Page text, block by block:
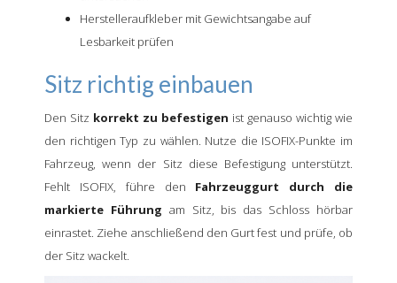
Herstelleraufkleber mit Gewichtsangabe auf
Lesbarkeit prüfen
Sitz richtig einbauen
Den Sitz korrekt zu befestigen ist genauso wichtig wie
den richtigen Typ zu wählen. Nutze die ISOFIX-Punkte im
Fahrzeug, wenn der Sitz diese Befestigung unterstützt.
Fehlt ISOFIX, führe den Fahrzeuggurt durch die
markierte Führung am Sitz, bis das Schloss hörbar
einrastet. Ziehe anschließend den Gurt fest und prüfe, ob
der Sitz wackelt.